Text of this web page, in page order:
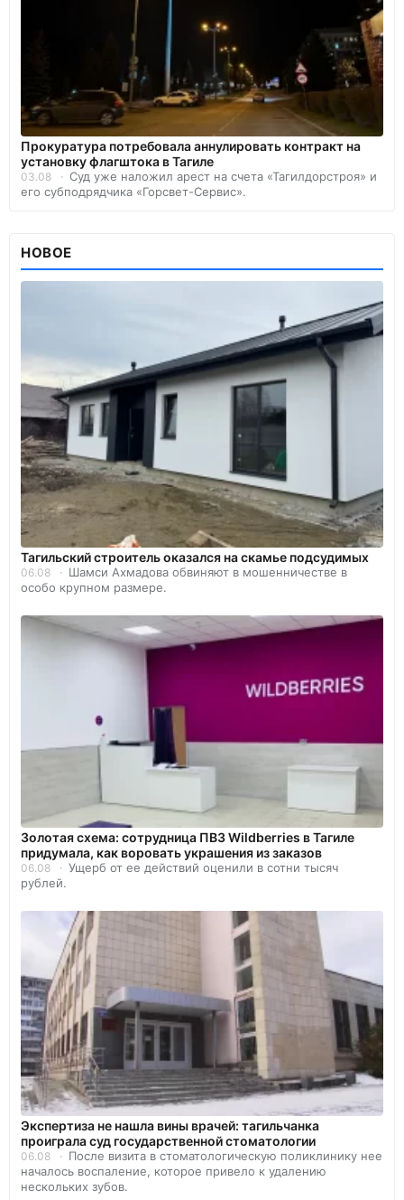
Прокуратура потребовала аннулировать контракт на
установку флагштока в Тагиле
03.08
Суд уже наложил арест на счета «Тагилдорстроя» и
его субподрядчика «Горсвет-Сервис».
НОВОЕ
Тагильский строитель оказался на скамье подсудимых
06.08
Шамси Ахмадова обвиняют в мошенничестве в
особо крупном размере.
Золотая схема: сотрудница ПВЗ Wildberries в Тагиле
придумала, как воровать украшения из заказов
06.08
Ущерб от ее действий оценили в сотни тысяч
рублей.
Экспертиза не нашла вины врачей: тагильчанка
проиграла суд государственной стоматологии
06.08
После визита в стоматологическую поликлинику нее
началось воспаление, которое привело к удалению
нескольких зубов.